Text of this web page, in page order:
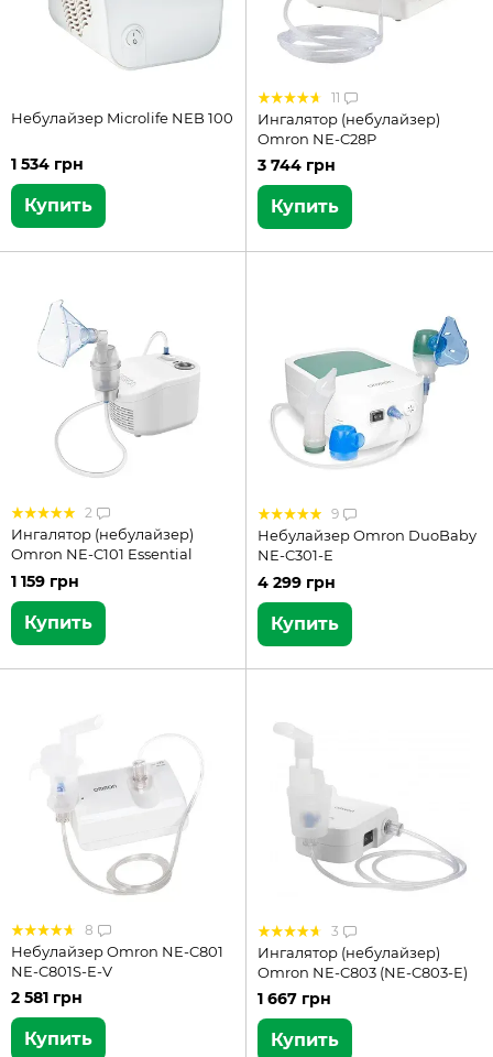
Небулайзер Microlife NEB 100
1 534 грн
Купить
11
Ингалятор (небулайзер)
Omron NE-C28P
3 744 грн
Купить
2
Ингалятор (небулайзер)
Omron NE-C101 Essential
1 159 грн
Купить
9
Небулайзер Omron DuoBaby
NE-C301-E
4 299 грн
Купить
8
Небулайзер Omron NE-C801
NE-C801S-E-V
2 581 грн
Купить
3
Ингалятор (небулайзер)
Omron NE-C803 (NE-C803-E)
1 667 грн
Купить